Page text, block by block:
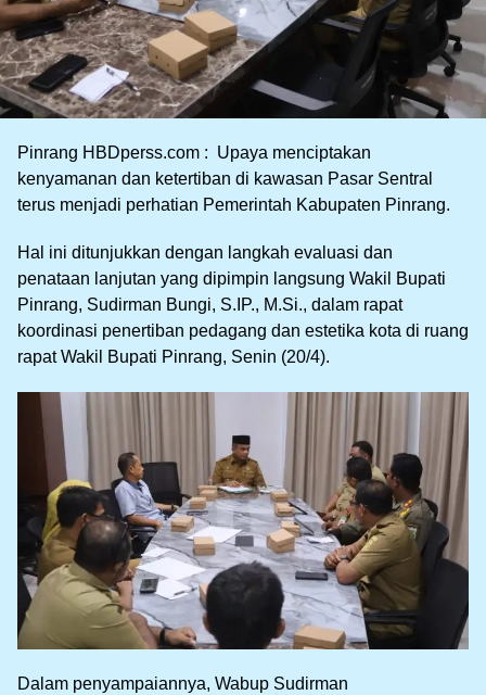
Pinrang HBDperss.com : Upaya menciptakan
kenyamanan dan ketertiban di kawasan Pasar Sentral
terus menjadi perhatian Pemerintah Kabupaten Pinrang.
Hal ini ditunjukkan dengan langkah evaluasi dan
penataan lanjutan yang dipimpin langsung Wakil Bupati
Pinrang, Sudirman Bungi, S.IP., M.Si., dalam rapat
koordinasi penertiban pedagang dan estetika kota di ruang
rapat Wakil Bupati Pinrang, Senin (20/4).
Dalam penyampaiannya, Wabup Sudirman